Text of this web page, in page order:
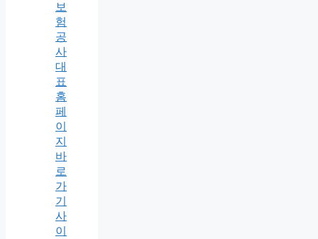
보
험
공
사
대
표
홈
페
이
지
바
로
가
기
사
이